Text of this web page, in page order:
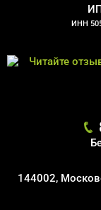
ИНН
144002,